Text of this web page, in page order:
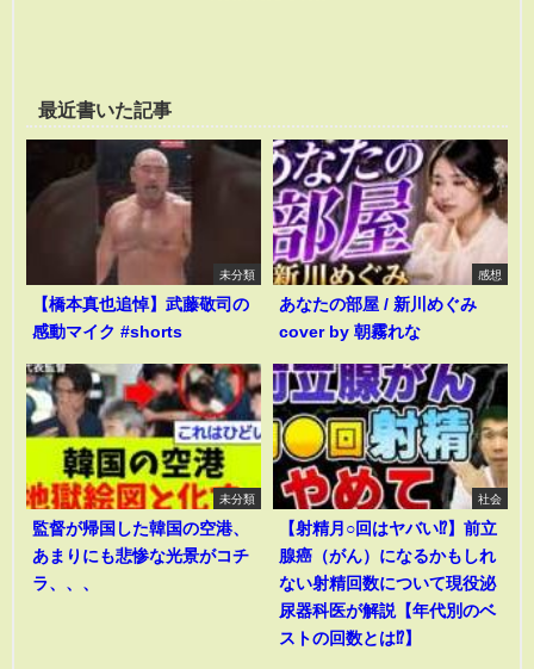
最近書いた記事
未分類
【橋本真也追悼】武藤敬司の
感動マイク #shorts
感想
あなたの部屋 / 新川めぐみ
cover by 朝霧れな
未分類
監督が帰国した韓国の空港、
あまりにも悲惨な光景がコチ
ラ、、、
社会
【射精月○回はヤバい⁉︎】前立
腺癌（がん）になるかもしれ
ない射精回数について現役泌
尿器科医が解説【年代別のベ
ストの回数とは⁉︎】